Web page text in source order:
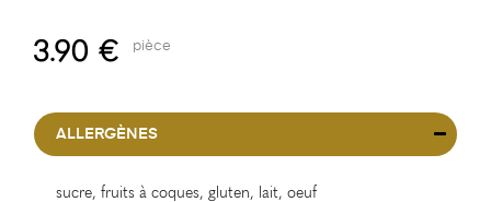
3.90 € pièce
ALLERGÈNES
sucre, fruits à coques, gluten, lait, oeuf